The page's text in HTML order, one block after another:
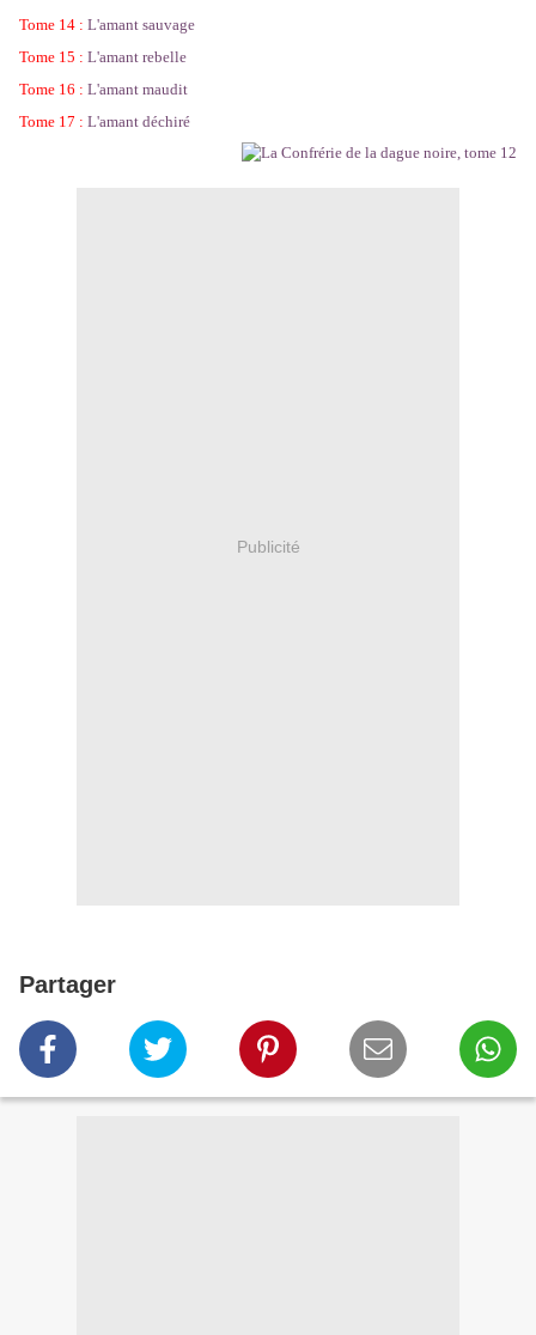
Tome 14 : L'amant sauvage
Tome 15 : L'amant rebelle
Tome 16 : L'amant maudit
Tome 17 : L'amant déchiré
Publicité
Partager